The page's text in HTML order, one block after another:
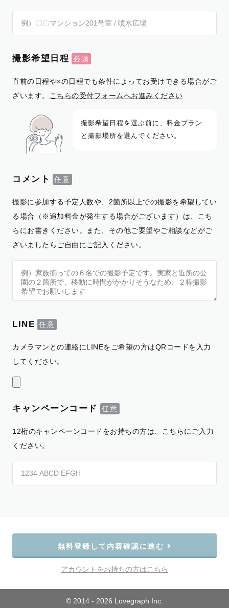
撮影希望日程
直前の日程や×の日程でも条件によってお受けできる場合がご
ざいます。
こちらの受付フォームへお進みください
撮影希望日程を選ぶ前に、料金プラン
と撮影場所を選んでください。
コメント
撮影に参加する予定人数や、2箇所以上での撮影を希望してい
る場合（※追加料金が発生する場合がございます）は、こち
らにお書きください。また、その他ご要望やご相談などがご
ざいましたらご自由にご記入ください。
LINE
カメラマンとの連絡にLINEをご希望の方はQRコードを入力
してください。
キャンペーンコード
12桁のキャンペーンコードをお持ちの方は、こちらにご入力
ください。
無料登録して内容確認に進む
アカウントをお持ちの方はこちら
© 2014 - 2026 Lovegraph Inc.